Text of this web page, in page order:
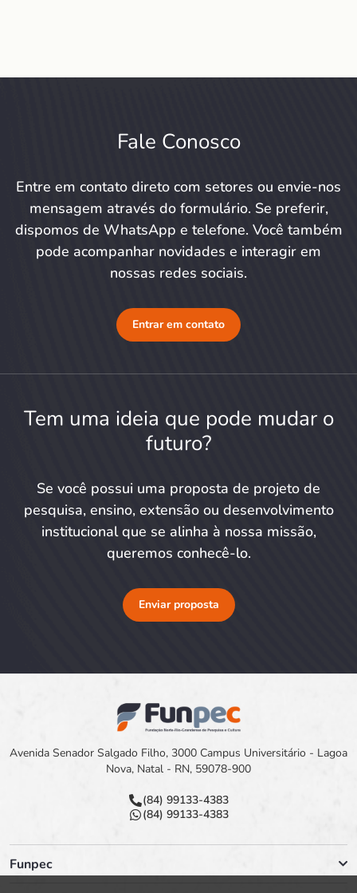
Fale Conosco
Entre em contato direto com setores ou envie-nos
mensagem através do formulário. Se preferir,
dispomos de WhatsApp e telefone. Você também
pode acompanhar novidades e interagir em
nossas redes sociais.
Entrar em contato
Tem uma ideia que pode mudar o
futuro?
Se você possui uma proposta de projeto de
pesquisa, ensino, extensão ou desenvolvimento
institucional que se alinha à nossa missão,
queremos conhecê-lo.
Enviar proposta
Avenida Senador Salgado Filho, 3000 Campus Universitário - Lagoa
Nova, Natal - RN, 59078-900
(84) 99133-4383
(84) 99133-4383
Funpec